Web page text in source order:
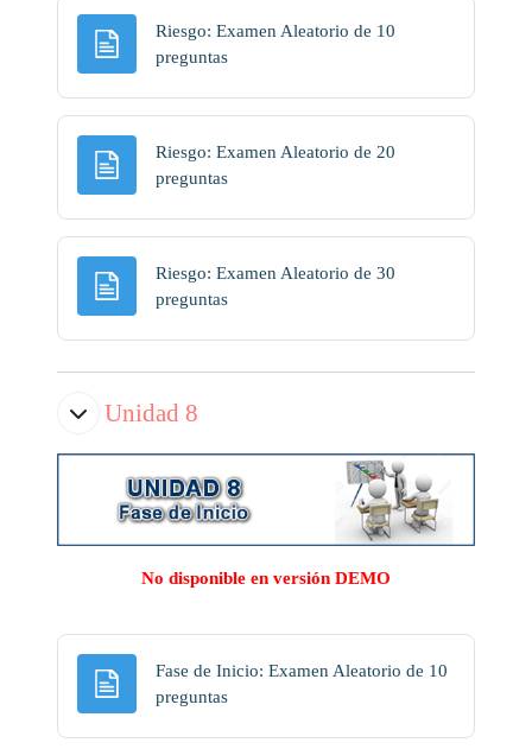
Riesgo: Examen Aleatorio de 10
preguntasPágina
Riesgo: Examen Aleatorio de 20
preguntasPágina
Riesgo: Examen Aleatorio de 30
preguntasPágina
Unidad 8
No disponible en versión DEMO
Fase de Inicio: Examen Aleatorio de 10
preguntasPágina